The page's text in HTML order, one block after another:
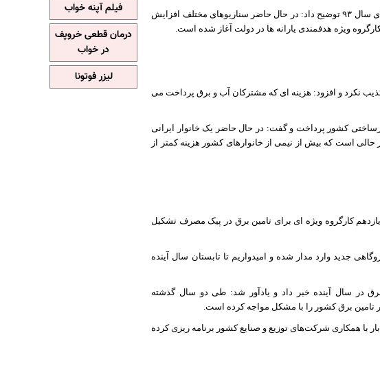
وزیر نیرو درباره آخرین وضعیت تدوین سناریوهای جدید افزایش قیمت آب و برق برای سال ٩٣ توضیح داد: در حال حاضر سناریوهای مختلف افزایش
ویژه هدفمندی یارانه ها در دولت آغاز شده است.
نکرد و افزود: هزینه ای که مشترکان آب و برق پرداخت می
کشور پرداخت و گفت: در حال حاضر یک خانوار ایرانی
این در حالی است که بیش از نیمی از خانوارهای کشور هزینه کمتر از
کارگروه ویژه ای برای تامین برق در پیک مصرف تشکیل
کار دولت یازدهم تاکنون ٨٤٠ مگاوات ظرفیت نیروگاهی جدید وارد مدار شده و امیدواریم تا تابستان سال آینده
اوج مصرف برق در سال آینده خبر داد و یادآور شد: طی دو سال گذشته
تامین برق کشور را با مشکل مواجه کرده است.
جویی ٢٠٠٠ مگاوات در قالب مدیریت بار با همکاری شرکت‌های توزیع و صنایع کشور برنامه ریزی کرده
فیلم آپنه خواب
درمان قطعی خروپف
در خواب
لیزر فوتونا